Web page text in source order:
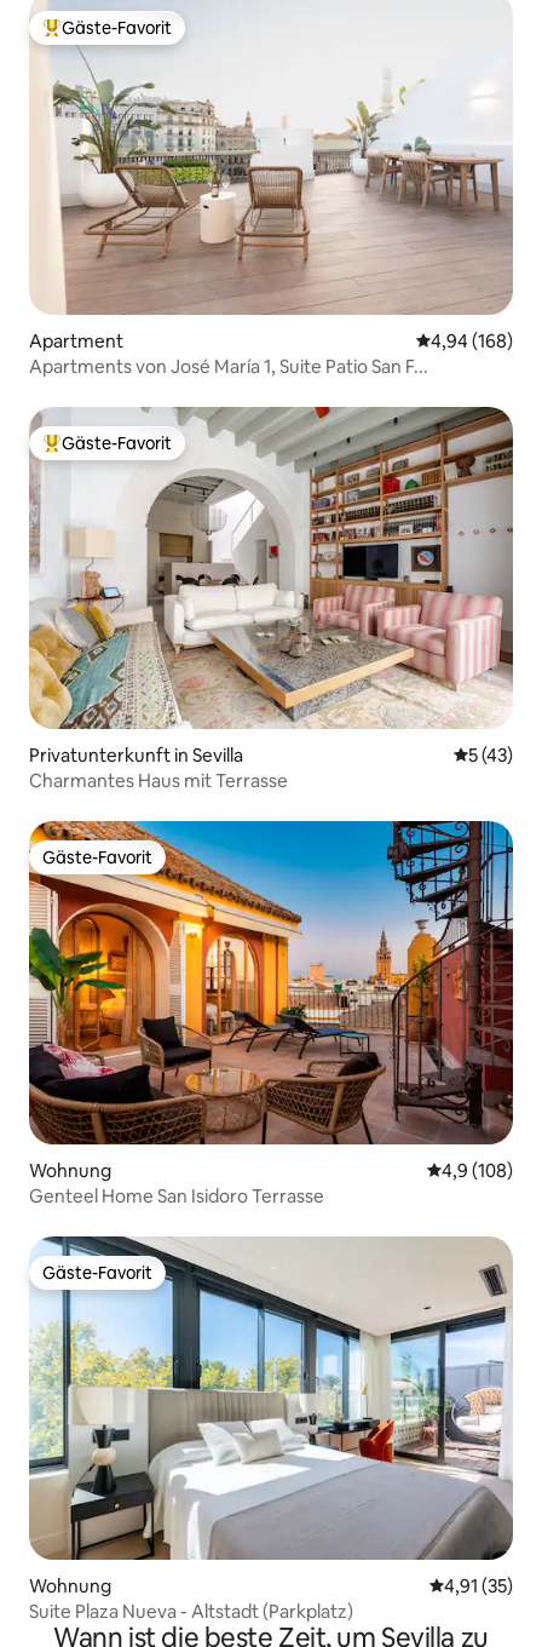
Beliebter Gäste-Favorit.
Gäste-Favorit
Apartment
4,94 (168)
Apartments von José María 1, Suite Patio San F...
Beliebter Gäste-Favorit.
Gäste-Favorit
Privatunterkunft in Sevilla
5 (43)
Charmantes Haus mit Terrasse
Gäste-Favorit
Gäste-Favorit
Wohnung
4,9 (108)
Genteel Home San Isidoro Terrasse
Gäste-Favorit
Gäste-Favorit
Wohnung
4,91 (35)
Suite Plaza Nueva - Altstadt (Parkplatz)
Wann ist die beste Zeit, um Sevilla zu